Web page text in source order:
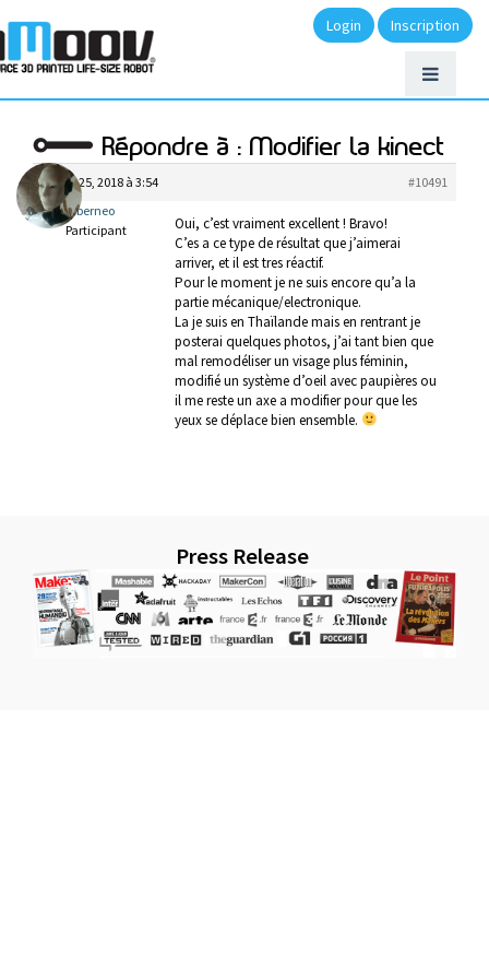
Login Inscription
Répondre à : Modifier la kinect
février 25, 2018 à 3:54
#10491
cyberneo
Participant
Oui, c’est vraiment excellent ! Bravo!
C’es a ce type de résultat que j’aimerai
arriver, et il est tres réactif.
Pour le moment je ne suis encore qu’a la
partie mécanique/electronique.
La je suis en Thaïlande mais en rentrant je
posterai quelques photos, j’ai tant bien que
mal remodéliser un visage plus féminin,
modifié un système d’oeil avec paupières ou
il me reste un axe a modifier pour que les
yeux se déplace bien ensemble.
Press Release